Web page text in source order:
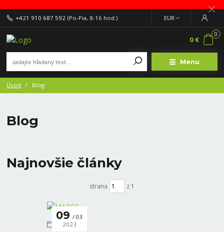
Menu
EUR
+421 910 687 592 (Po-Pia, 8-16 hod.)
0
0 €
Úvod Blog
Blog
Najnovšie články
strana z 1
09
03
2023
MAREC